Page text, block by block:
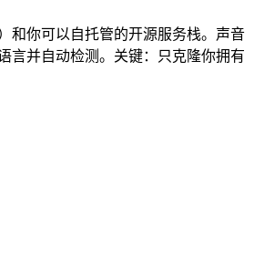
和你可以自托管的开源服务栈。声音
言并自动检测。关键：只克隆你拥有